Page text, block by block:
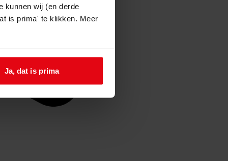
kunnen wij (en derde
is prima' te klikken. Meer
Ja, dat is prima